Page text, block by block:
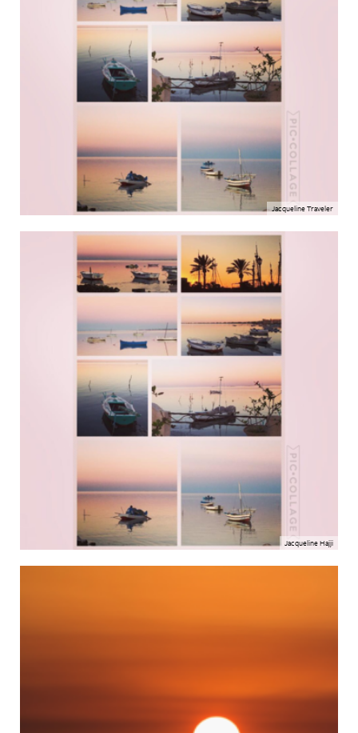
Jacqueline Traveler
Jacqueline Hajji